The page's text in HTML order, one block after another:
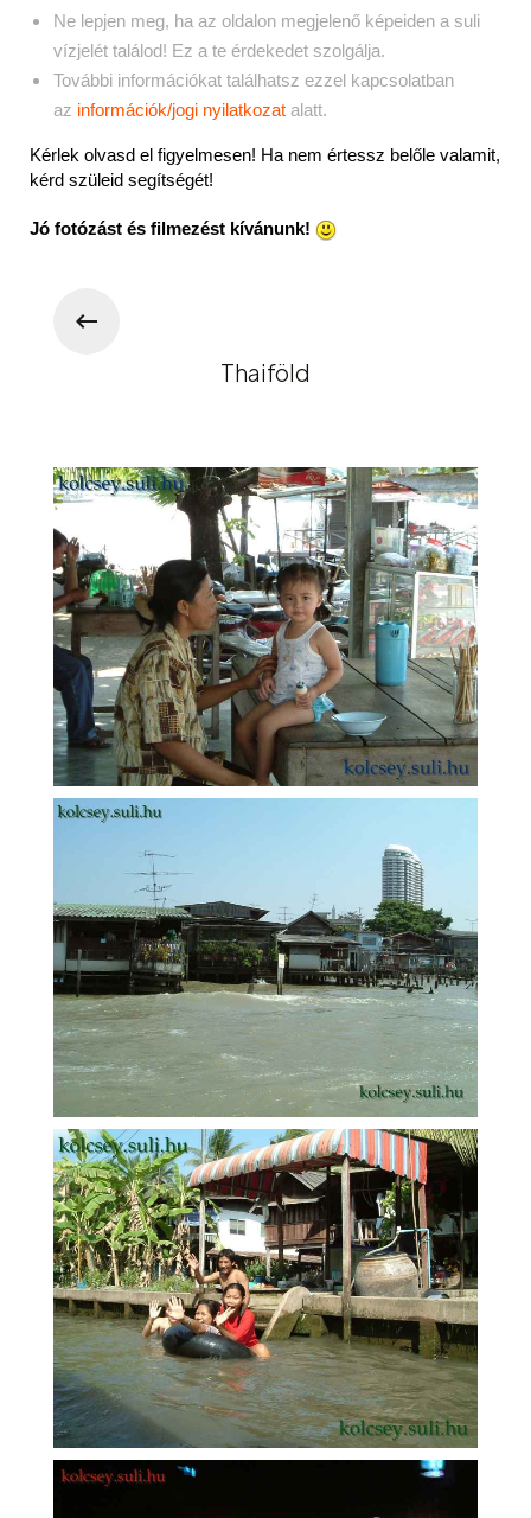
Ne lepjen meg, ha az oldalon megjelenő képeiden a suli
vízjelét találod! Ez a te érdekedet szolgálja.
További információkat találhatsz ezzel kapcsolatban
az információk/jogi nyilatkozat alatt.
Kérlek olvasd el figyelmesen! Ha nem értessz belőle valamit,
kérd szüleid segítségét!
Jó fotózást és filmezést kívánunk!
Thaiföld